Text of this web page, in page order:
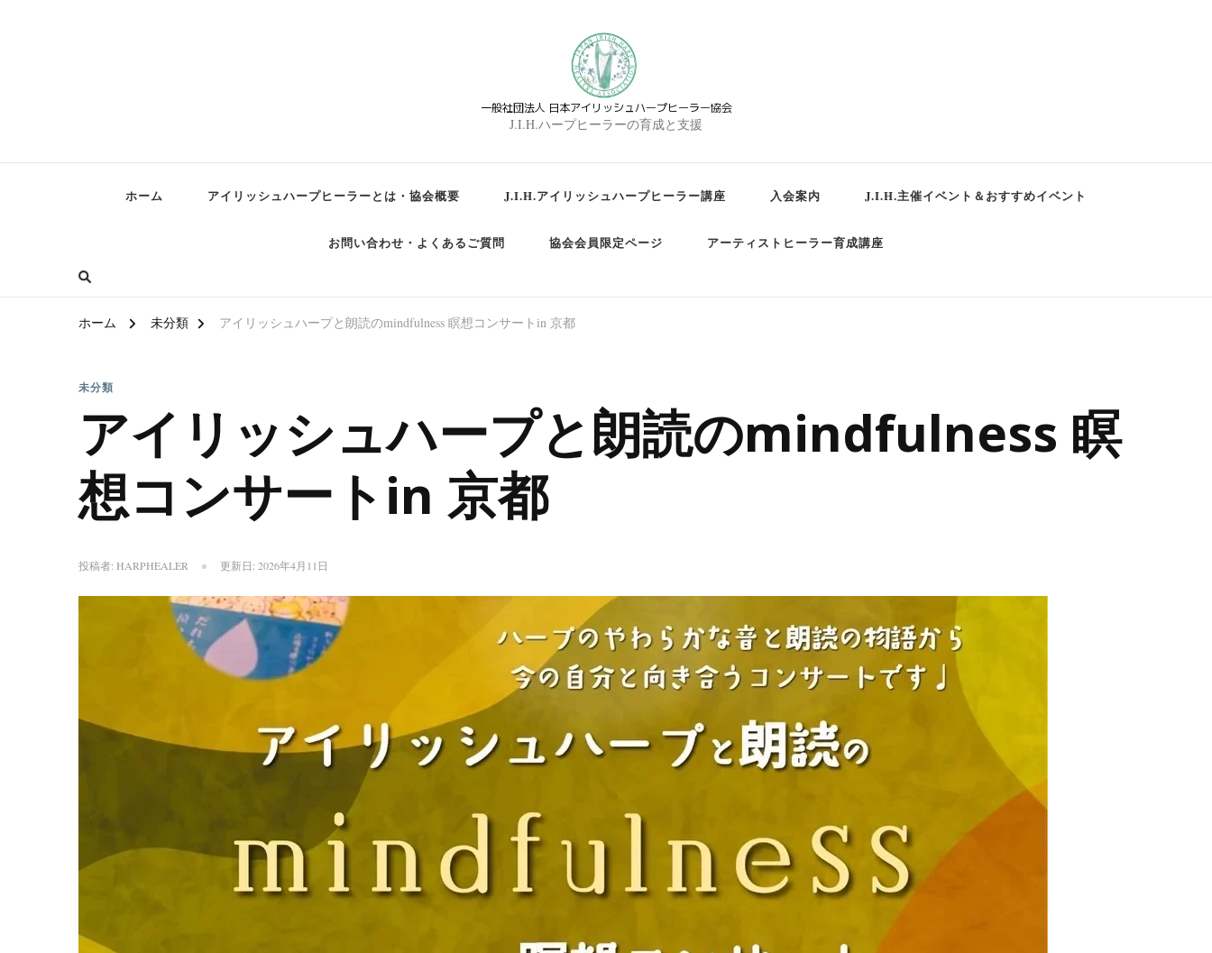
一般社団法人 日本アイリッシュハープヒーラー協会
J.I.H.ハープヒーラーの育成と支援
ホーム アイリッシュハープヒーラーとは・協会概要 J.I.H.アイリッシュハープヒーラー講座 入会案内 J.I.H.主催イベント＆おすすめイベント
お問い合わせ・よくあるご質問 協会会員限定ページ アーティストヒーラー育成講座
ホーム 未分類 アイリッシュハープと朗読のmindfulness 瞑想コンサートin 京都
未分類
アイリッシュハープと朗読のmindfulness 瞑
想コンサートin 京都
投稿者: HARPHEALER 更新日: 2026年4月11日